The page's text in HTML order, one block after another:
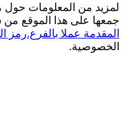
لمزيد من المعلومات حول
جمعها على هذا الموقع
المقدمة عملا بالفرع.رمز
الخصوصية.